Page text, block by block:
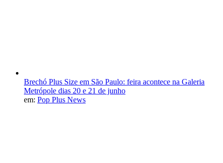
Brechó Plus Size em São Paulo: feira acontece na Galeria
Metrópole dias 20 e 21 de junho
em: Pop Plus News